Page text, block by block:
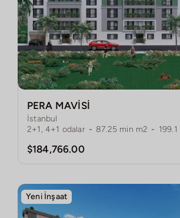
PERA MAVİSİ
İstanbul
2+1, 4+1 odalar - 87.25 min m2 - 199.1
$184,766.00
Yeni İnşaat